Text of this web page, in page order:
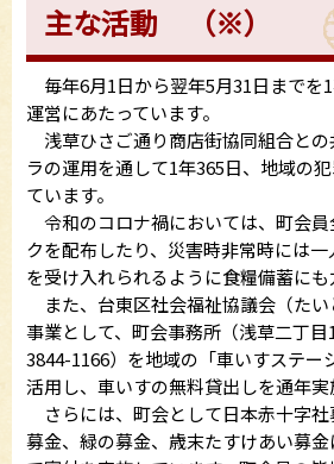
主な活動 （※）
毎年6月1日から翌年5月31日までを
運営にあたっています。
浅草ひさご通り商店街協同組合との
ラの運用を通して1年365日、地域の
ています。
令和のコロナ禍においては、町会員
クを配布したり、災害時非常時には
を受け入れられるように食糧備蓄にも
また、台東区社会福祉協議会（た
事業として、町会事務所（浅草二丁
3844-1166）を地域の「車いすステー
活用し、車いすの無料貸出しを通年実
さらには、町会として日本赤十字
募金、緑の募金、歳末たすけあい募